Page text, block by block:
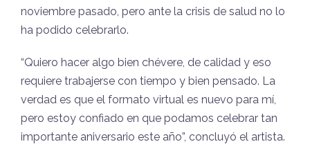
noviembre pasado, pero ante la crisis de salud no lo
ha podido celebrarlo.
“Quiero hacer algo bien chévere, de calidad y eso
requiere trabajerse con tiempo y bien pensado. La
verdad es que el formato virtual es nuevo para mí,
pero estoy confiado en que podamos celebrar tan
importante aniversario este año”, concluyó el artista.